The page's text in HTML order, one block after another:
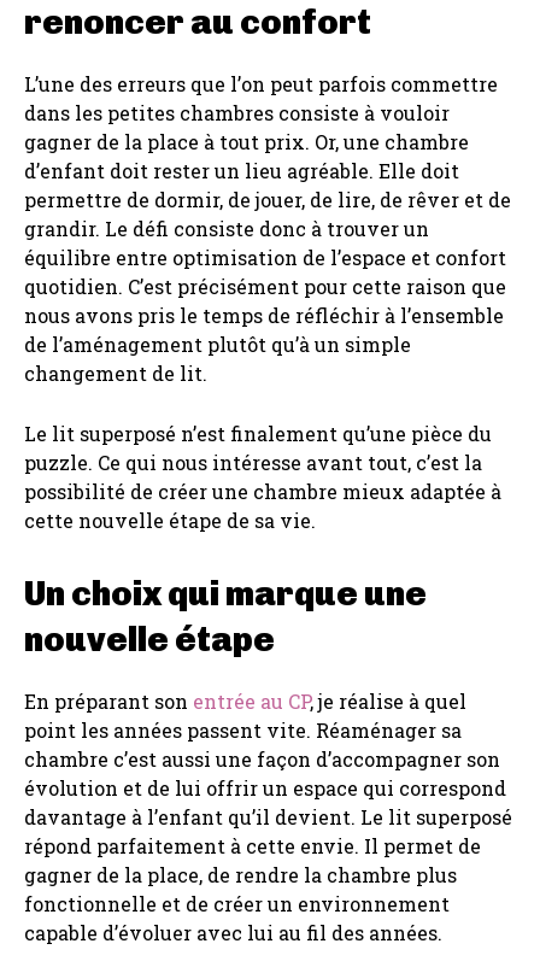
renoncer au confort
L’une des erreurs que l’on peut parfois commettre
dans les petites chambres consiste à vouloir
gagner de la place à tout prix. Or, une chambre
d’enfant doit rester un lieu agréable. Elle doit
permettre de dormir, de jouer, de lire, de rêver et de
grandir. Le défi consiste donc à trouver un
équilibre entre optimisation de l’espace et confort
quotidien. C’est précisément pour cette raison que
nous avons pris le temps de réfléchir à l’ensemble
de l’aménagement plutôt qu’à un simple
changement de lit.
Le lit superposé n’est finalement qu’une pièce du
puzzle. Ce qui nous intéresse avant tout, c’est la
possibilité de créer une chambre mieux adaptée à
cette nouvelle étape de sa vie.
Un choix qui marque une
nouvelle étape
En préparant son entrée au CP, je réalise à quel
point les années passent vite. Réaménager sa
chambre c’est aussi une façon d’accompagner son
évolution et de lui offrir un espace qui correspond
davantage à l’enfant qu’il devient. Le lit superposé
répond parfaitement à cette envie. Il permet de
gagner de la place, de rendre la chambre plus
fonctionnelle et de créer un environnement
capable d’évoluer avec lui au fil des années.